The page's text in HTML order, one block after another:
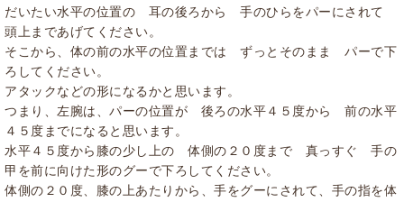
だいたい水平の位置の 耳の後ろから 手のひらをパーにされて
頭上まであげてください。
そこから、体の前の水平の位置までは ずっとそのまま パーで下
ろしてください。
アタックなどの形になるかと思います。
つまり、左腕は、パーの位置が 後ろの水平４５度から 前の水平
４５度までになると思います。
水平４５度から膝の少し上の 体側の２０度まで 真っすぐ 手の
甲を前に向けた形のグーで下ろしてください。
体側の２０度、膝の上あたりから、手をグーにされて、手の指を体